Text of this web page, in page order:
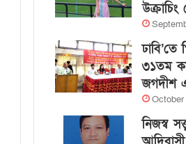
উক্রাচিং
৩১তম
জগদীশ
October
নিজস্ব